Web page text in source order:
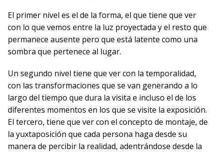
El primer nivel es el de la forma, el que tiene que ver
con lo que vemos entre la luz proyectada y el resto que
permanece ausente pero que está latente como una
sombra que pertenece al lugar.
Un segundo nivel tiene que ver con la temporalidad,
con las transformaciones que se van generando a lo
largo del tiempo que dura la visita e incluso el de los
diferentes momentos en los que se visite la exposición.
El tercero, tiene que ver con el concepto de montaje, de
la yuxtaposición que cada persona haga desde su
manera de percibir la realidad, adentrándose desde la